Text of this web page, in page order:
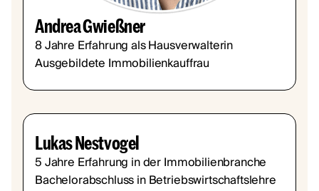
Andrea Gwießner
8 Jahre Erfahrung als Hausverwalterin
Ausgebildete Immobilienkauffrau
Lukas Nestvogel
5 Jahre Erfahrung in der Immobilienbranche
Bachelorabschluss in Betriebswirtschaftslehre